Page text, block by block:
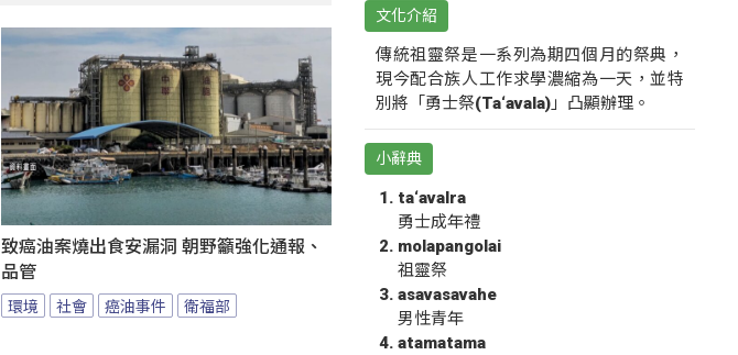
致癌油案燒出食安漏洞 朝野籲強化通報、
品管
環境 社會 癌油事件 衛福部
文化介紹
傳統祖靈祭是一系列為期四個月的祭典，
現今配合族人工作求學濃縮為一天，並特
別將「勇士祭(Ta‘avala)」凸顯辦理。
小辭典
ta‘avalra
勇士成年禮
molapangolai
祖靈祭
asavasavahe
男性青年
atamatama